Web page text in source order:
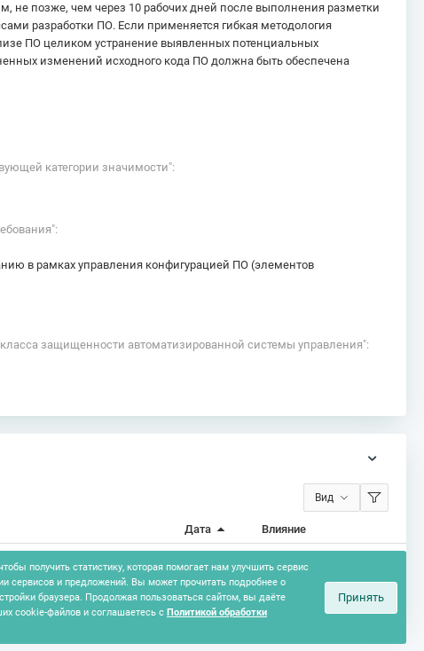
не позже, чем через 10 рабочих дней после выполнения разметки
разработки ПО. Если применяется гибкая методология
ПО целиком устранение выявленных потенциальных
изменений исходного кода ПО должна быть обеспечена
категории значимости":
в рамках управления конфигурацией ПО (элементов
защищенности автоматизированной системы управления":
Вид
Дата Влияние
разработки)
28.04.2026 2
получить статистику, которая помогает нам улучшить сервис
сервисов и предложений. Вы может прочитать подробнее о
браузера. Продолжая пользоваться сайтом, вы даёте
cookie-файлов и соглашаетесь с Политикой обработки
Принять